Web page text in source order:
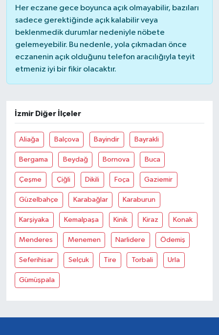
Her eczane gece boyunca açık olmayabilir, bazıları
sadece gerektiğinde açık kalabilir veya
beklenmedik durumlar nedeniyle nöbete
gelemeyebilir. Bu nedenle, yola çıkmadan önce
eczanenin açık olduğunu telefon aracılığıyla teyit
etmeniz iyi bir fikir olacaktır.
İzmir Diğer İlçeler
Aliağa Balçova Bayindir Bayrakli
Bergama Beydağ Bornova Buca
Çeşme Çiğli Dikili Foça Gaziemir
Güzelbahçe Karabağlar Karaburun
Karşiyaka Kemalpaşa Kinik Kiraz Konak
Menderes Menemen Narlidere Ödemiş
Seferihisar Selçuk Tire Torbali Urla
Gümüşpala